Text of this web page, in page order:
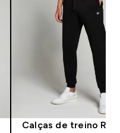
Calças de treino